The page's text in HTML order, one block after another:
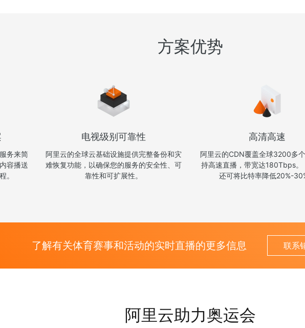
方案优势
务来简
容播送
。
电视级别可靠性
阿里云的全球云基础设施提供完整备份和灾
难恢复功能，以确保您的服务的安全性、可
靠性和可扩展性。
高清高速
阿里云的CDN覆盖全球3200多
持高速直播，带宽达180Tbps。
还可将比特率降低20%-
了解有关体育赛事和活动的实时直播的更多信息 联系
阿里云助力奥运会